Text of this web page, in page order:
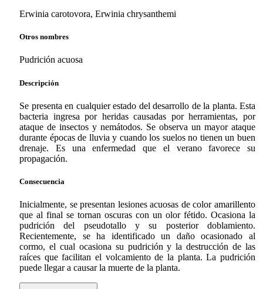
Erwinia carotovora, Erwinia chrysanthemi
Otros nombres
Pudrición acuosa
Descripción
Se presenta en cualquier estado del desarrollo de la planta. Esta
bacteria ingresa por heridas causadas por herramientas, por
ataque de insectos y nemátodos. Se observa un mayor ataque
durante épocas de lluvia y cuando los suelos no tienen un buen
drenaje. Es una enfermedad que el verano favorece su
propagación.
Consecuencia
Inicialmente, se presentan lesiones acuosas de color amarillento
que al final se tornan oscuras con un olor fétido. Ocasiona la
pudrición del pseudotallo y su posterior doblamiento.
Recientemente, se ha identificado un daño ocasionado al
cormo, el cual ocasiona su pudrición y la destrucción de las
raíces que facilitan el volcamiento de la planta. La pudrición
puede llegar a causar la muerte de la planta.